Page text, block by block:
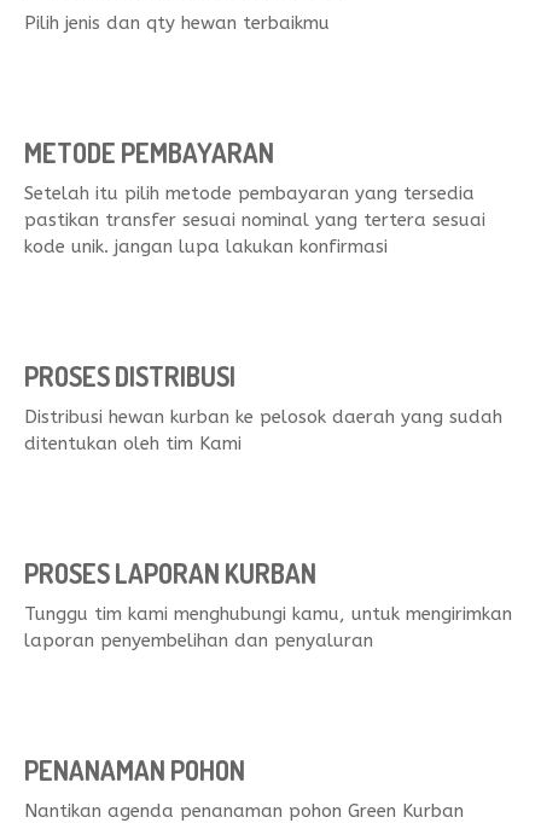
Pilih jenis dan qty hewan terbaikmu​
METODE PEMBAYARAN
Setelah itu pilih metode pembayaran yang tersedia
pastikan transfer sesuai nominal yang tertera sesuai
kode unik. jangan lupa lakukan konfirmasi
PROSES DISTRIBUSI
Distribusi hewan kurban ke pelosok daerah yang sudah
ditentukan oleh tim Kami
PROSES LAPORAN KURBAN
Tunggu tim kami menghubungi kamu, untuk mengirimkan
laporan penyembelihan dan penyaluran
PENANAMAN POHON
Nantikan agenda penanaman pohon Green Kurban